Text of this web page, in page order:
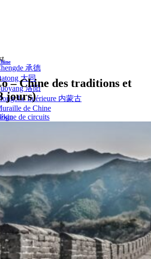
承德
大同
洛阳
Intérieure 内蒙古
de Chine
Anhui 安徽
杭州
江西
Jaunes
山东
上海
苏州
甘肃
Dunhuang – 敦煌
Jiayuguan – 嘉峪关
– Chine des traditions et
jours)
de circuits